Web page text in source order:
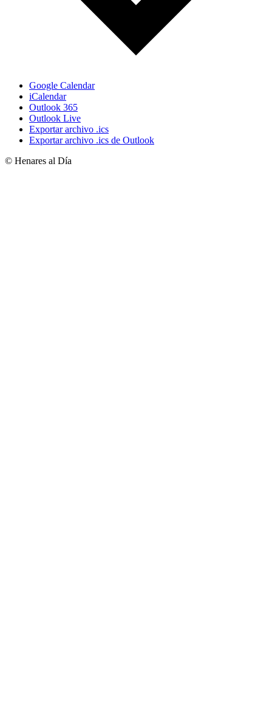
Google Calendar
iCalendar
Outlook 365
Outlook Live
Exportar archivo .ics
Exportar archivo .ics de Outlook
© Henares al Día